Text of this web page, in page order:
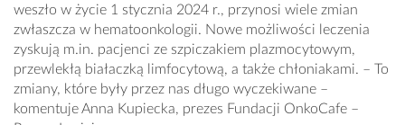
weszło w życie 1 stycznia 2024 r., przynosi wiele zmian
zwłaszcza w hematoonkologii. Nowe możliwości leczenia
zyskują m.in. pacjenci ze szpiczakiem plazmocytowym,
przewlekłą białaczką limfocytową, a także chłoniakami. – To
zmiany, które były przez nas długo wyczekiwane –
komentuje Anna Kupiecka, prezes Fundacji OnkoCafe –